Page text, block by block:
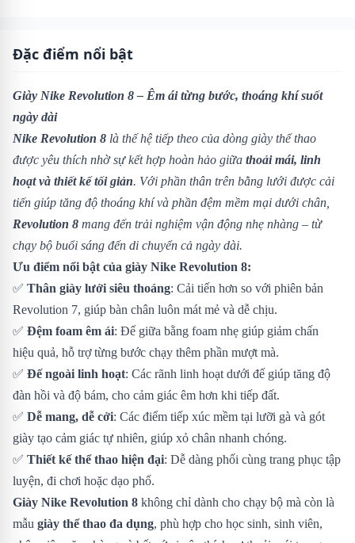
Đặc điểm nổi bật
Giày Nike Revolution 8 – Êm ái từng bước, thoáng khí suốt
ngày dài
Nike Revolution 8 là thế hệ tiếp theo của dòng giày thể thao
được yêu thích nhờ sự kết hợp hoàn hảo giữa thoải mái, linh
hoạt và thiết kế tối giản. Với phần thân trên bằng lưới được cải
tiến giúp tăng độ thoáng khí và phần đệm mềm mại dưới chân,
Revolution 8 mang đến trải nghiệm vận động nhẹ nhàng – từ
chạy bộ buổi sáng đến di chuyển cả ngày dài.
Ưu điểm nổi bật của giày Nike Revolution 8:
✅ Thân giày lưới siêu thoáng: Cải tiến hơn so với phiên bản
Revolution 7, giúp bàn chân luôn mát mẻ và dễ chịu.
✅ Đệm foam êm ái: Đế giữa bằng foam nhẹ giúp giảm chấn
hiệu quả, hỗ trợ từng bước chạy thêm phần mượt mà.
✅ Đế ngoài linh hoạt: Các rãnh linh hoạt dưới đế giúp tăng độ
đàn hồi và độ bám, cho cảm giác êm hơn khi tiếp đất.
✅ Dễ mang, dễ cởi: Các điểm tiếp xúc mềm tại lưỡi gà và gót
giày tạo cảm giác tự nhiên, giúp xỏ chân nhanh chóng.
✅ Thiết kế thể thao hiện đại: Dễ dàng phối cùng trang phục tập
luyện, đi chơi hoặc dạo phố.
Giày Nike Revolution 8 không chỉ dành cho chạy bộ mà còn là
mẫu giày thể thao đa dụng, phù hợp cho học sinh, sinh viên,